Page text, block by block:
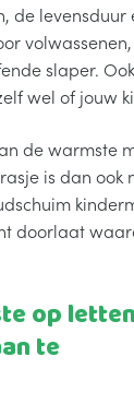
de
slaper.
wel of jouw
de warmste
is dan ook
doorlaat
op letten
te